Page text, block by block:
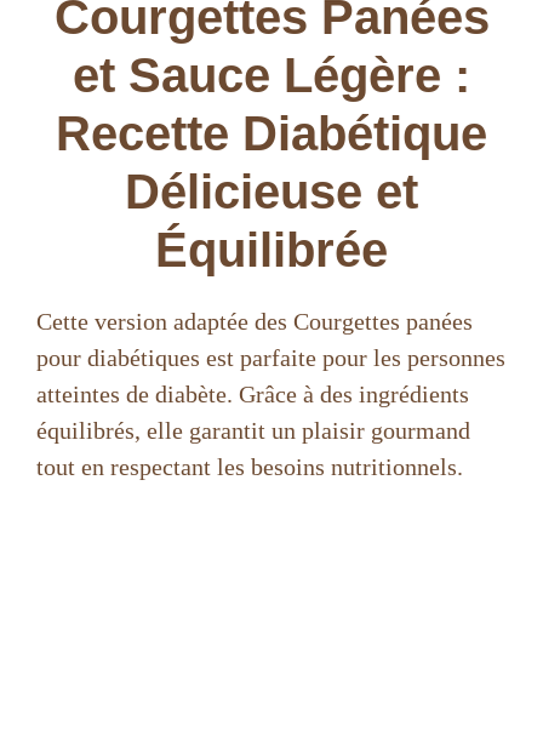
Courgettes Panées
et Sauce Légère :
Recette Diabétique
Délicieuse et
Équilibrée
Cette version adaptée des Courgettes panées
pour diabétiques est parfaite pour les personnes
atteintes de diabète. Grâce à des ingrédients
équilibrés, elle garantit un plaisir gourmand
tout en respectant les besoins nutritionnels.